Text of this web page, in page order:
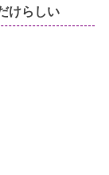
けらしい